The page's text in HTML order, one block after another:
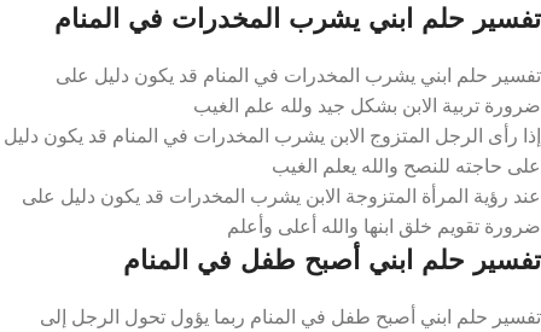
تفسير حلم ابني يشرب المخدرات في المنام
تفسير حلم ابني يشرب المخدرات في المنام قد يكون دليل على
ضرورة تربية الابن بشكل جيد ولله علم الغيب
إذا رأى الرجل المتزوج الابن يشرب المخدرات في المنام قد يكون دليل
على حاجته للنصح والله يعلم الغيب
عند رؤية المرأة المتزوجة الابن يشرب المخدرات قد يكون دليل على
ضرورة تقويم خلق ابنها والله أعلى وأعلم
تفسير حلم ابني أصبح طفل في المنام
تفسير حلم ابني أصبح طفل في المنام ربما يؤول تحول الرجل إلى